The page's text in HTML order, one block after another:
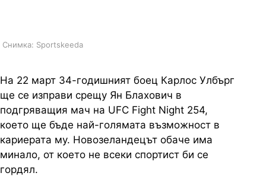
Снимка: Sportskeeda
На 22 март 34-годишният боец Карлос Улбърг
ще се изправи срещу Ян Блахович в
подгряващия мач на UFC Fight Night 254,
което ще бъде най-голямата възможност в
кариерата му. Новозеландецът обаче има
минало, от което не всеки спортист би се
гордял.